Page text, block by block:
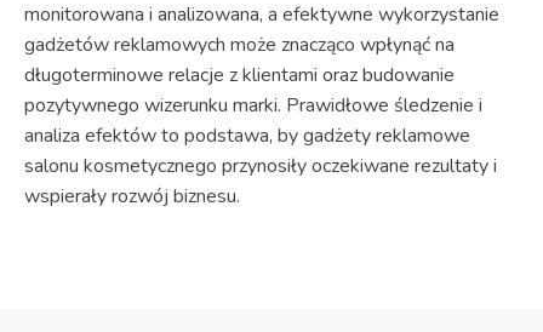
monitorowana i analizowana, a efektywne wykorzystanie
gadżetów reklamowych może znacząco wpłynąć na
długoterminowe relacje z klientami oraz budowanie
pozytywnego wizerunku marki. Prawidłowe śledzenie i
analiza efektów to podstawa, by gadżety reklamowe
salonu kosmetycznego przynosiły oczekiwane rezultaty i
wspierały rozwój biznesu.